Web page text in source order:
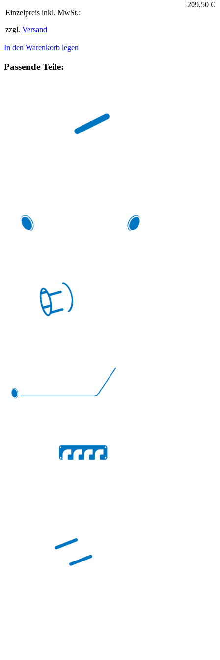
Einzelpreis inkl. MwSt.:
zzgl. Versand
209,50 €
In den Warenkorb legen
Passende Teile: